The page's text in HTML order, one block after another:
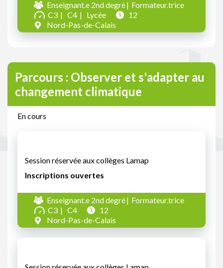
Enseignant.e 2nd degré
Formateur.trice
C3
C4 Lycée
12
Nord-Pas-de-Calais
Parcours : Observer et s'adapter au
changement climatique
En cours
Session réservée aux collèges Lamap
Inscriptions ouvertes
Enseignant.e 2nd degré
Formateur.trice
C3
C4
12
Nord-Pas-de-Calais